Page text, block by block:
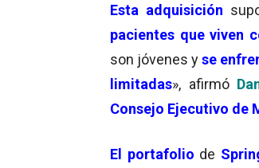
Esta adquisición
pacientes que viven
son jóvenes yse
limitadas», afirmó
Consejo Ejecutivo de
El portafolio de